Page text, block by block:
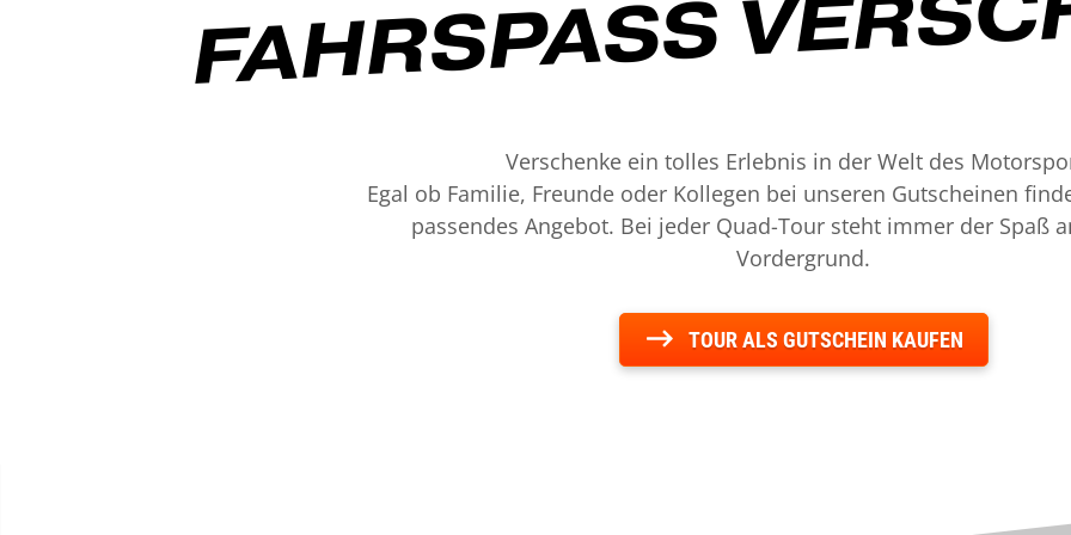
Verschenke ein tolles Erlebnis in der Welt des
Egal ob Familie, Freunde oder Kollegen bei unseren Gutscheinen
passendes Angebot. Bei jeder Quad-Tour steht immer der Spaß
Vordergrund.
TOUR ALS GUTSCHEIN KAUFEN